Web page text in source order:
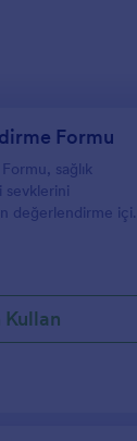
Formu
sağlık
sevklerini
değerlendirme için
düzenli takip
Kullan